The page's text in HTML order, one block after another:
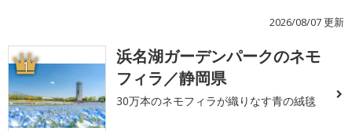
2026/08/07 更新
1
浜名湖ガーデンパークのネモ
フィラ／静岡県
30万本のネモフィラが織りなす青の絨毯